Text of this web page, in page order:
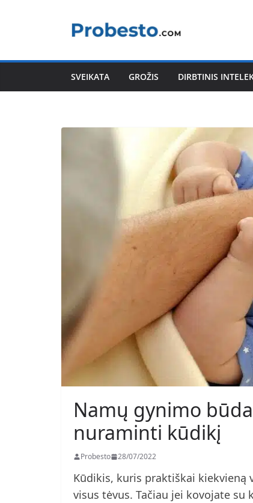
SVEIKATA GROŽIS DIRBTINIS
Namų gynimo
nuraminti kūdikį
Probesto 28/07/2022
Kūdikis, kuris praktiškai kiekvieną
visus tėvus. Tačiau jei kovojate